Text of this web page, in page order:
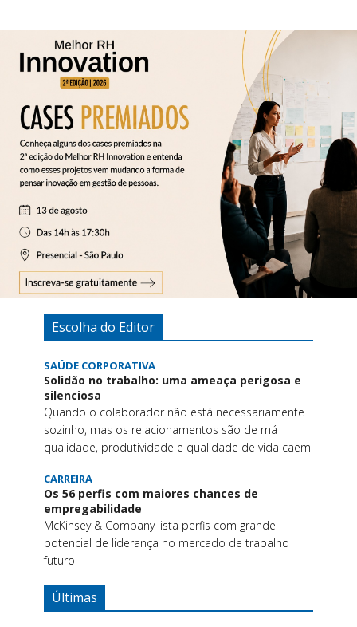
Escolha do Editor
SAÚDE CORPORATIVA
Solidão no trabalho: uma ameaça perigosa e
silenciosa
Quando o colaborador não está necessariamente
sozinho, mas os relacionamentos são de má
qualidade, produtividade e qualidade de vida caem
CARREIRA
Os 56 perfis com maiores chances de
empregabilidade
McKinsey & Company lista perfis com grande
potencial de liderança no mercado de trabalho
futuro
Últimas